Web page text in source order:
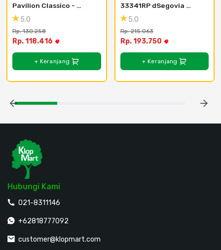
Pavilion Classico -
50x50
5.0
Rp. 130.258
Rp. 118.416
+ Keranjang
33341RP dSegovia
Beige - 30x30
5.0
Rp. 215.063
Rp. 193.750
+ Keranjang
Hubungi Kami
021-8311146
+62818777092
customer@klopmart.com